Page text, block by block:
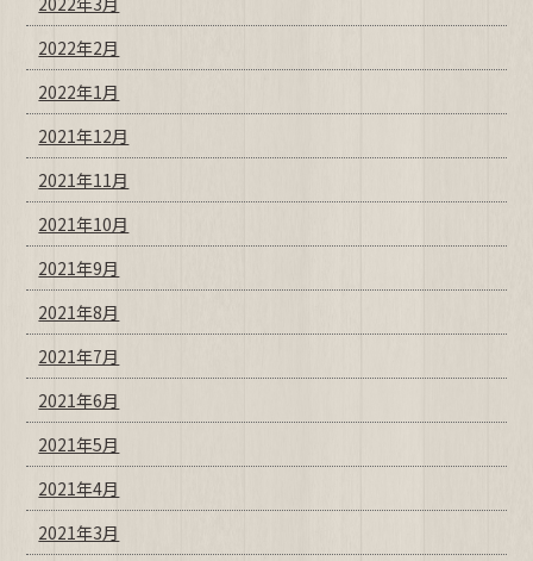
2022年2月
2022年1月
2021年12月
2021年11月
2021年10月
2021年9月
2021年8月
2021年7月
2021年6月
2021年5月
2021年4月
2021年3月